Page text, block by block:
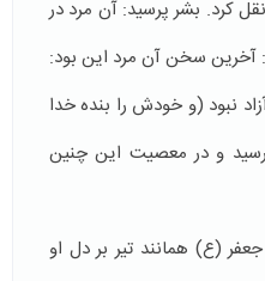
کرد. بشر پرسید: آن مرد در
آخرین سخن آن مرد این بود:
نبود (و خودش را بنده خدا
و در معصیت این چنین
(ع) همانند تیر بر دل او